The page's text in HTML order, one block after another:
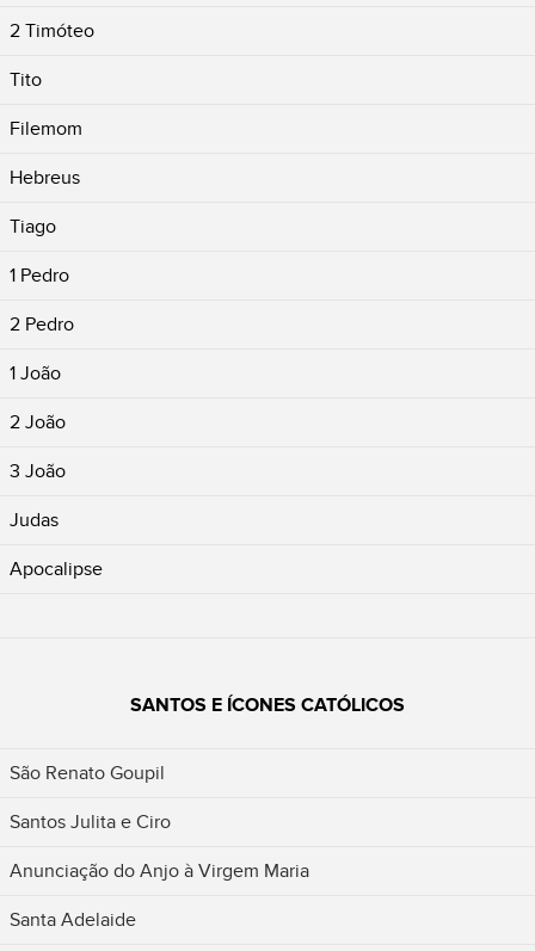
2 Timóteo
Tito
Filemom
Hebreus
Tiago
1 Pedro
2 Pedro
1 João
2 João
3 João
Judas
Apocalipse
SANTOS E ÍCONES CATÓLICOS
São Renato Goupil
Santos Julita e Ciro
Anunciação do Anjo à Virgem Maria
Santa Adelaide